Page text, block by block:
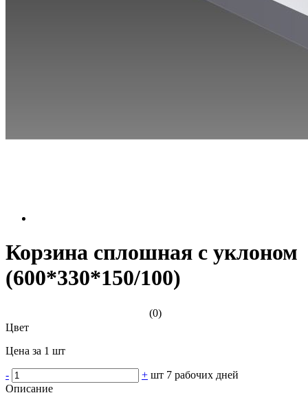
Корзина сплошная с уклоном
(600*330*150/100)
(0)
Цвет
Цена за 1 шт
- + шт 7 рабочих дней
Описание